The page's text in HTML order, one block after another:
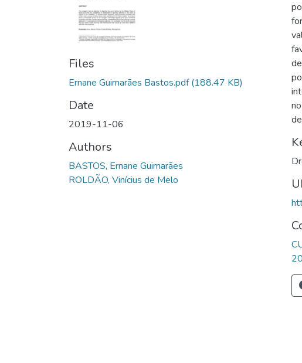
Files
Ernane Guimarães Bastos.pdf(188.47 KB)
Date
2019-11-06
Authors
BASTOS, Ernane Guimarães
ROLDÃO, Vinícius de Melo